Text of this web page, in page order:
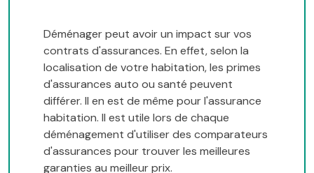
Déménager peut avoir un impact sur vos
contrats d'assurances. En effet, selon la
localisation de votre habitation, les primes
d'assurances auto ou santé peuvent
différer. Il en est de même pour l'assurance
habitation. Il est utile lors de chaque
déménagement d'utiliser des comparateurs
d'assurances pour trouver les meilleures
garanties au meilleur prix.